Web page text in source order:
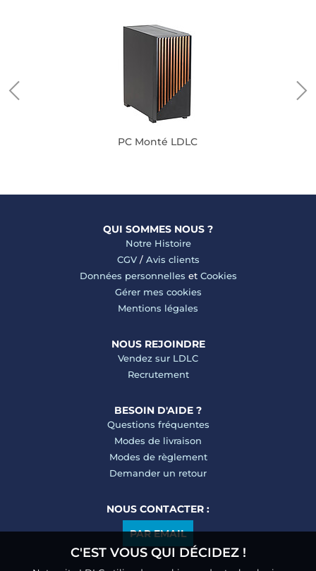
PC Monté LDLC
QUI SOMMES NOUS ?
Notre Histoire
CGV/ Avis clients
Données personnelles et Cookies
Gérer mes cookies
Mentions légales
NOUS REJOINDRE
Vendez sur LDLC
Recrutement
BESOIN D'AIDE ?
Questions fréquentes
Modes de livraison
Modes de règlement
Demander un retour
NOUS CONTACTER :
PAR EMAIL
C'EST VOUS QUI DÉCIDEZ !